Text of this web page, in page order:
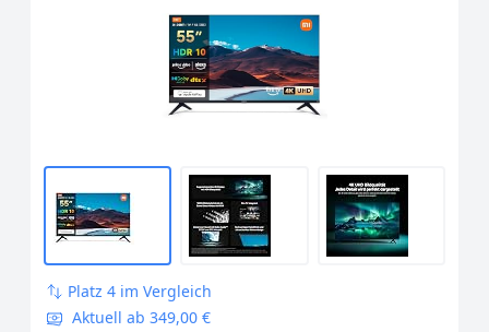
Platz 4 im Vergleich
Aktuell ab 349,00 €